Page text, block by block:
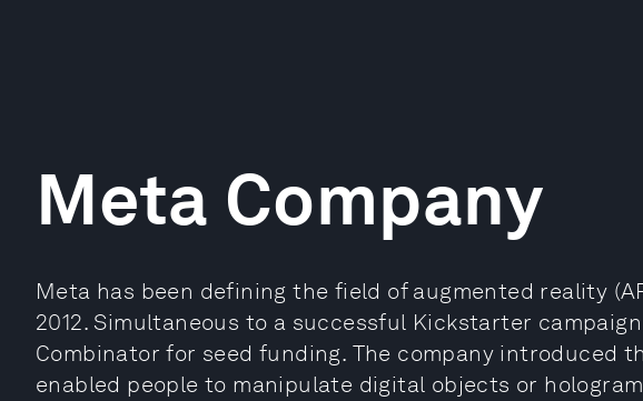
Meta Company
Meta has been defining the field of augmented reality
2012. Simultaneous to a successful Kickstarter
Combinator for seed funding. The company introduced
enabled people to manipulate digital objects or